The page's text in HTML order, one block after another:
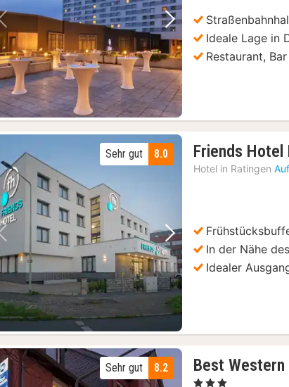
Vorheriges Bild Nächstes Bild
Ideale Lage in
Restaurant,
Vorheriges Bild Nächstes Bild
8.0
Sehr gut Friends Hotel
Hotel in Ratingen
In der Nähe
Idealer
8.2
Sehr gut Best
, 3 Sterne